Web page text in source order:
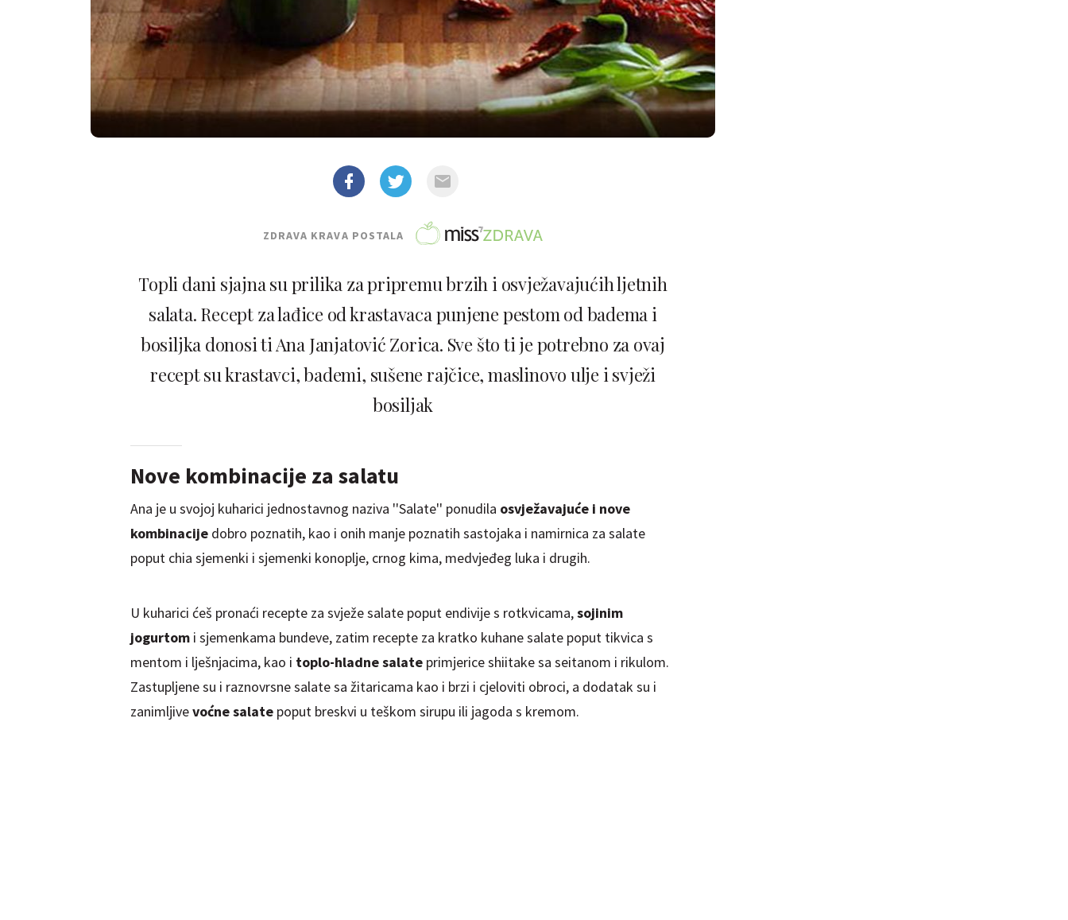
ZDRAVA KRAVA POSTALA
Topli dani sjajna su prilika za pripremu brzih i osvježavajućih ljetnih
salata. Recept za lađice od krastavaca punjene pestom od badema i
bosiljka donosi ti Ana Janjatović Zorica. Sve što ti je potrebno za ovaj
recept su krastavci, bademi, sušene rajčice, maslinovo ulje i svježi
bosiljak
Nove kombinacije za salatu
Ana je u svojoj kuharici jednostavnog naziva ''Salate'' ponudila osvježavajuće i nove
kombinacije dobro poznatih, kao i onih manje poznatih sastojaka i namirnica za salate
poput chia sjemenki i sjemenki konoplje, crnog kima, medvjeđeg luka i drugih.
U kuharici ćeš pronaći recepte za svježe salate poput endivije s rotkvicama,sojinim
jogurtomi sjemenkama bundeve, zatim recepte za kratko kuhane salate poput tikvica s
mentom i lješnjacima, kao i toplo-hladne salateprimjerice shiitake sa seitanom i rikulom.
Zastupljene su i raznovrsne salate sa žitaricama kao i brzi i cjeloviti obroci, a dodatak su i
zanimljivevoćne salatepoput breskvi u teškom sirupu ili jagoda s kremom.